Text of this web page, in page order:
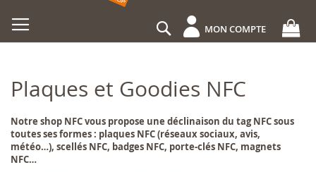
au
contenu
MON COMPTE
Rechercher
Plaques et Goodies NFC
Notre shop NFC vous propose une déclinaison du tag NFC sous
toutes ses formes : plaques NFC (réseaux sociaux, avis,
météo…), scellés NFC, badges NFC, porte-clés NFC, magnets
NFC…